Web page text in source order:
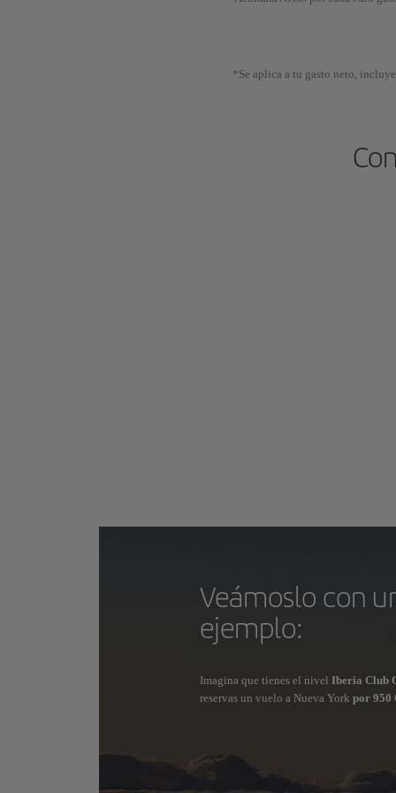
*Se aplica a tu gasto neto,
Veámoslo con
ejemplo:
Imagina que tienes el nivelIberia Club
reservas un vuelo a Nueva Yorkpor 950